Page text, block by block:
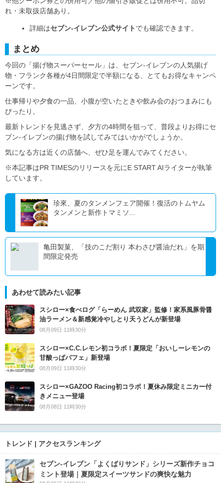
れ・未取扱店舗あり。
詳細はセブン-イレブン公式サイト でも確認できます。
まとめ
今回の「揚げ物スーパーセール」は、セブン‐イレブンの人気揚げ
物・フランク各種が4日間限定で半額になる、とてもお得なキャンペ
ーンです。
仕事帰りや夕食の一品、小腹が空いたときや飲み会のおつまみにも
ぴったり。
最新トレンドを見逃さず、夕方の4時間を狙って、普段よりお得にセ
ブン‐イレブンの揚げ物を試してみてはいかがでしょうか。
気になる方は近くの店舗へ、ぜひ足を運んでみてください。
※本記事はPR TIMESのリリースを元にE START AIライターが執筆
しています。
珍來、夏のタンメンフェア開催！復活のトムヤム
タンメンと新作トマミソ...
亀田製菓、「技のこだ割り 本わさび醤油だれ」を期
間限定発売
あわせて読みたい記事
スシロー×食べログ「らーめん 武双家」監修！家系風豚骨醤
油ラーメン＆新感覚冷やしとり天うどんが新登場
08月09日 11時30分
スシロー×C.C.レモン初コラボ！夏限定「おいしーレモンの
甘酸っぱパフェ」新登場
08月09日 11時30分
スシロー×GAZOO Racing初コラボ！夏休み限定ミニカー付
きメニュー登場
08月08日 11時30分
トレンド | アクセスランキング
セブン‐イレブン「よくばりサンド」シリーズ新作チョコ
ミント登場｜夏限定スイーツサンドの爽快な魅力